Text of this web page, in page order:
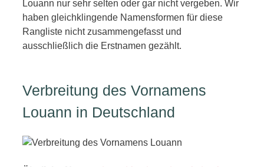
Louann nur sehr selten oder gar nicht vergeben. Wir
haben gleichklingende Namensformen für diese
Rangliste nicht zusammengefasst und
ausschließlich die Erstnamen gezählt.
Verbreitung des Vornamens
Louann in Deutschland